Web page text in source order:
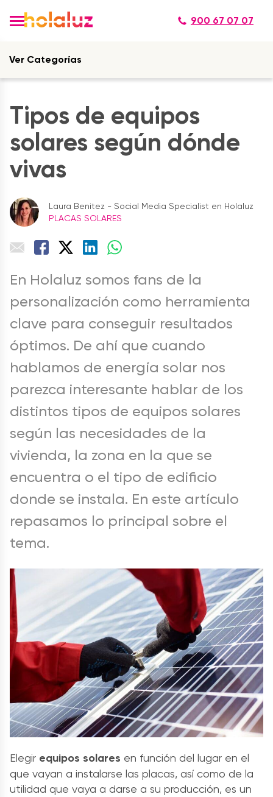
900 67 07 07
Ver Categorías
Tipos de equipos
solares según dónde
vivas
Laura Benitez - Social Media Specialist en Holaluz
PLACAS SOLARES
En Holaluz somos fans de la
personalización como herramienta
clave para conseguir resultados
óptimos. De ahí que cuando
hablamos de energía solar nos
parezca interesante hablar de los
distintos tipos de equipos solares
según las necesidades de la
vivienda, la zona en la que se
encuentra o el tipo de edificio
donde se instala. En este artículo
repasamos lo principal sobre el
tema.
Elegir equipos solares en función del lugar en el
que vayan a instalarse las placas, así como de la
utilidad que vaya a darse a su producción, es un